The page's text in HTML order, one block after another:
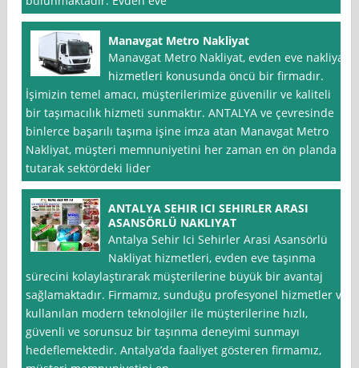
Manavgat Metro Nakliyat
Manavgat Metro Nakliyat, evden eve nakliyat
hizmetleri konusunda öncü bir firmadır.
İşimizin temel amacı, müşterilerimize güvenilir ve kaliteli
bir taşımacılık hizmeti sunmaktır. ANTALYA ve çevresinde
binlerce başarılı taşıma işine imza atan Manavgat Metro
Nakliyat, müşteri memnuniyetini her zaman en ön planda
tutarak sektördeki lider
ANTALYA SEHIR ICI SEHIRLER ARASI
ASANSÖRLÜ NAKLIYAT
Antalya Sehir Ici Sehirler Arasi Asansörlü
Nakliyat hizmetleri, evden eve taşınma
sürecini kolaylaştırarak müşterilerine büyük bir avantaj
sağlamaktadır. Firmamız, sunduğu profesyonel hizmetler ve
kullanılan modern teknolojiler ile müşterilerine hızlı,
güvenli ve sorunsuz bir taşınma deneyimi sunmayı
hedeflemektedir. Antalya’da faaliyet gösteren firmamız,